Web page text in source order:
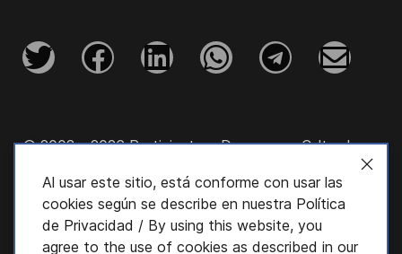
Al usar este sitio, está conforme con usar las
cookies según se describe en nuestra Política
de Privacidad / By using this website, you
agree to the use of cookies as described in our
© 2003 - 2026 Participatory Democracy Cultural